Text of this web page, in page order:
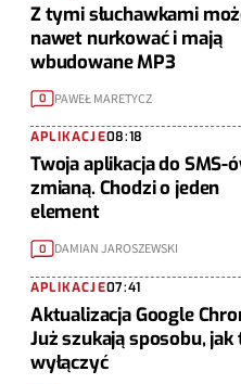
Z tymi słuchawkami
nawet nurkować i mają
wbudowane MP3
0 PAWEŁ MARETYCZ
APLIKACJE08:18
Twoja aplikacja do SMS-
zmianą. Chodzi o jeden
element
0 DAMIAN JAROSZEWSKI
APLIKACJE07:41
Aktualizacja Google
Już szukają sposobu, jak
wyłączyć